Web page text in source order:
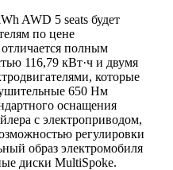
AWD 5 seats будет
по цене
полным
116,79 кВт·ч и двумя
которые
650 Нм
оснащения
с электроприводом,
регулировки
образ электромобиля
диски MultiSpoke.